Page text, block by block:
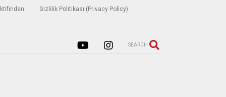
Gizlilik Politikası (Privacy Policy)
SEARCH